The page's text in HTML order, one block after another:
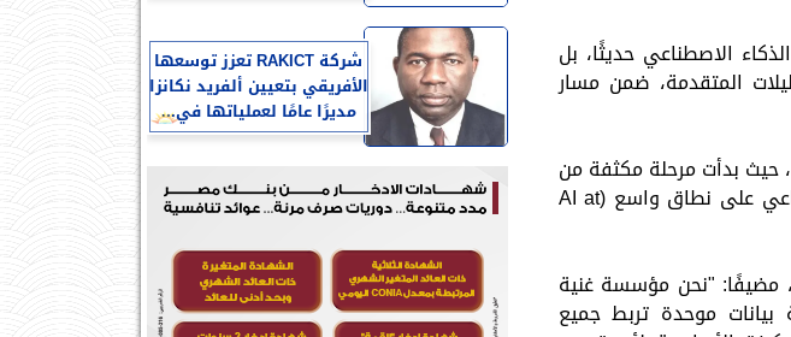
الاصطناعي حديثًا، بل
المتقدمة، ضمن مسار
نقطة انطلاق جديدة، حيث بدأت مرحلة مكثفة من
التجارب المتكررة لاختبار الإمكانات العملية، وصولًا إلى تطبيق الذكاء الاصطناعي على نطاق واسع (AI at
مضيفًا: "نحن مؤسسة غنية
بيانات موحدة تربط جميع
شركة RAKICT تعزز توسعها
الأفريقي بتعيين ألفريد نكانزا
مديرًا عامًا لعملياتها في...